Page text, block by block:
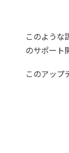
このような
のサポート
このアップ